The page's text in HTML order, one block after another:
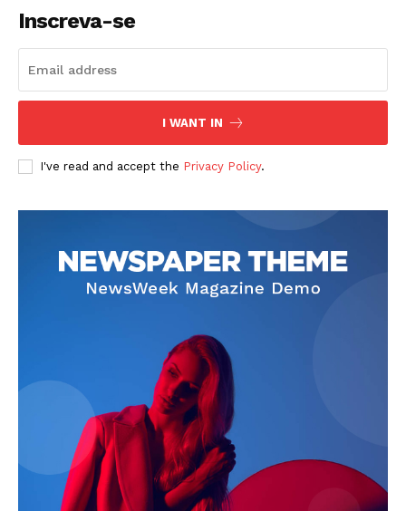
Inscreva-se
I WANT IN
I've read and accept the Privacy Policy.